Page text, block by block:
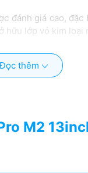
đánh giá cao,
hữu lớp vỏ kim loại
cho phép bạn có
lịch đó là: Đen
Retina đem lại
thêm
M2